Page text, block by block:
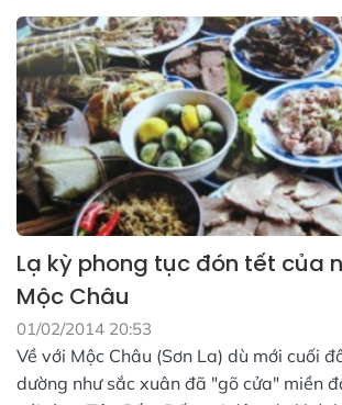
Lạ kỳ phong tục đón tết của
Mộc Châu
01/02/2014 20:53
Về với Mộc Châu (Sơn La) dù mới cuối
dường như sắc xuân đã "gõ cửa" miền